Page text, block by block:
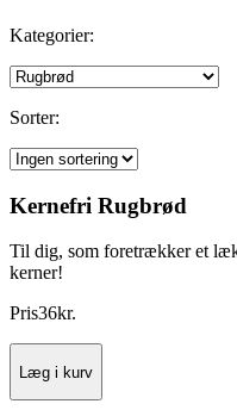
Kategorier:
Sorter:
Kernefri Rugbrød
Til dig, som foretrækker et
kerner!
Pris36kr.
Læg i kurv